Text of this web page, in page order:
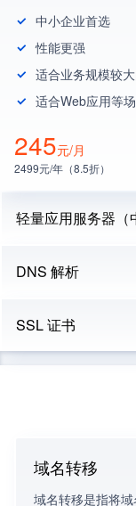
中小企业首选
性能更强
适合业务规模较
适合Web应用等
245元/月
2499元/年（8.5折）
轻量应用服务器（
DNS 解析
SSL 证书
域名转移
域名转移是指将